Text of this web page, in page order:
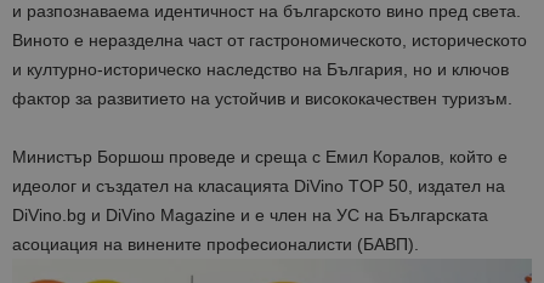
и разпознаваема идентичност на българското вино пред света.
Виното е неразделна част от гастрономическото, историческото
и културно-историческо наследство на България, но и ключов
фактор за развитието на устойчив и висококачествен туризъм.
Министър Боршош проведе и среща с Емил Коралов, който е
идеолог и създател на класацията DiVino TOP 50, издател на
DiVino.bg и DiVino Magazine и е член на УС на Българската
асоциация на винените професионалисти (БАВП).